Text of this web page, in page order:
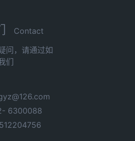
Contact
问，请通过如
们
6300088